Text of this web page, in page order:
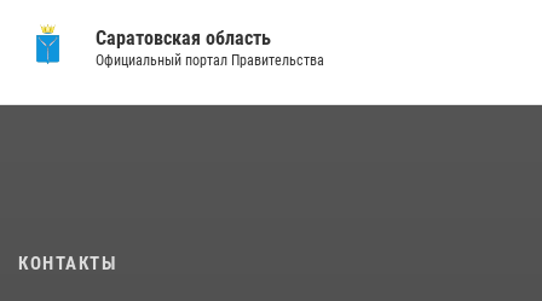
29 июля 2026, 13:30 8 1
задержан подозреваемый в незаконном обороте наркотиков
28 июля 2026, 13:25
Саратовская область
Официальный портал Правительства
КОНТАКТЫ